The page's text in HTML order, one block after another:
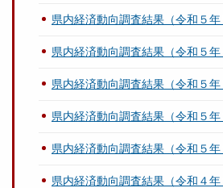
県内経済動向調査結果（令和５年
県内経済動向調査結果（令和５年
県内経済動向調査結果（令和５年
県内経済動向調査結果（令和５年
県内経済動向調査結果（令和５年
県内経済動向調査結果（令和４年